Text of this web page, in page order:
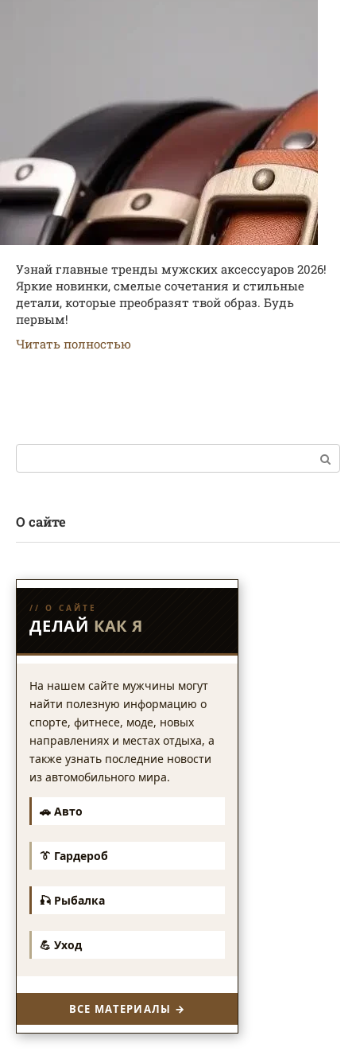
Узнай главные тренды мужских аксессуаров 2026!
Яркие новинки, смелые сочетания и стильные
детали, которые преобразят твой образ. Будь
первым!
Читать полностью
Поиск:
О сайте
// О САЙТЕ
ДЕЛАЙ КАК Я
На нашем сайте мужчины могут
найти полезную информацию о
спорте, фитнесе, моде, новых
направлениях и местах отдыха, а
также узнать последние новости
из автомобильного мира.
🚗 Авто
👔 Гардероб
🎣 Рыбалка
💪 Уход
ВСЕ МАТЕРИАЛЫ →